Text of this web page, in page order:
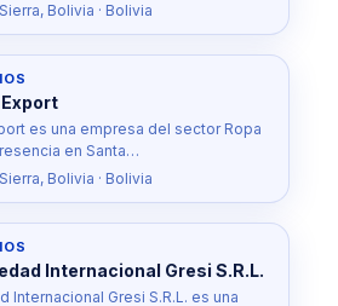
Bolivia · Bolivia
es una empresa del sector Ropa
en Santa…
Bolivia · Bolivia
Internacional Gresi S.R.L.
Internacional Gresi S.R.L. es una